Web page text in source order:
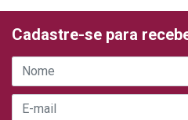
Cadastre-se para